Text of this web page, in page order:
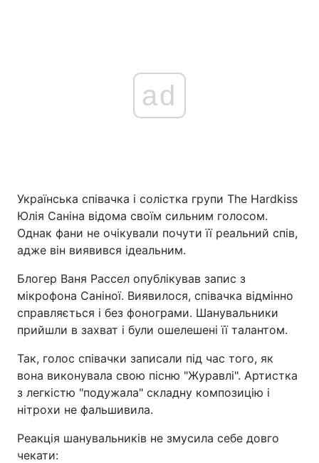
ad
Українська співачка і солістка групи The Hardkiss
Юлія Саніна відома своїм сильним голосом.
Однак фани не очікували почути її реальний спів,
адже він виявився ідеальним.
Блогер Ваня Рассел опублікував запис з
мікрофона Саніної. Виявилося, співачка відмінно
справляється і без фонограми. Шанувальники
прийшли в захват і були ошелешені її талантом.
Так, голос співачки записали під час того, як
вона виконувала свою пісню "Журавлі". Артистка
з легкістю "подужала" складну композицію і
нітрохи не фальшивила.
Реакція шанувальників не змусила себе довго
чекати: